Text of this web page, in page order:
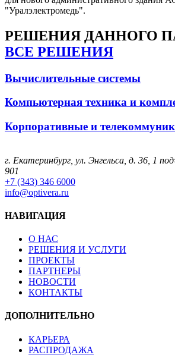
"Уралэлектромедь".
РЕШЕНИЯ ДАННОГО
ВСЕ РЕШЕНИЯ
Вычислительные системы
Компьютерная техника и
Корпоративные и
г. Екатеринбург, ул. Энгельса, д. 36, 1
901
+7 (343) 346 6000
info@optivera.ru
НАВИГАЦИЯ
О НАС
РЕШЕНИЯ И УСЛУГИ
ПРОЕКТЫ
ПАРТНЕРЫ
НОВОСТИ
КОНТАКТЫ
ДОПОЛНИТЕЛЬНО
КАРЬЕРА
РАСПРОДАЖА